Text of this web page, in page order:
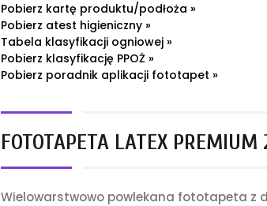
Pobierz kartę produktu/podłoża »
Pobierz atest higieniczny »
Tabela klasyfikacji ogniowej »
Pobierz klasyfikację PPOŻ »
Pobierz poradnik aplikacji fototapet »
FOTOTAPETA LATEX PREMIUM
Wielowarstwowo powlekana fototapeta z